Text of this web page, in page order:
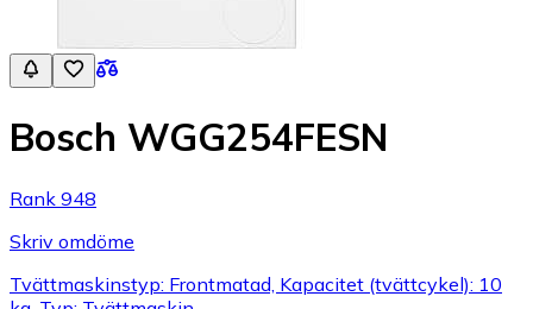
Bosch WGG254FESN
Rank 948
Skriv omdöme
Tvättmaskinstyp: Frontmatad, Kapacitet (tvättcykel): 10